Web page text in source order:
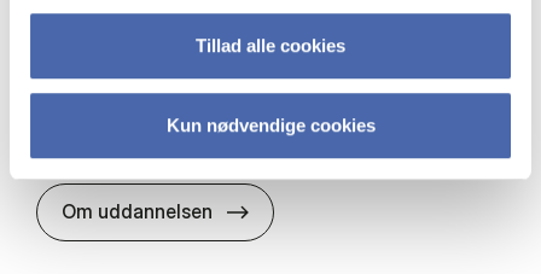
Tillad alle cookies
Kun nødvendige cookies
Organisation og ledelse
Om uddannelsen HA(it.) - erhvervs­økonomi og